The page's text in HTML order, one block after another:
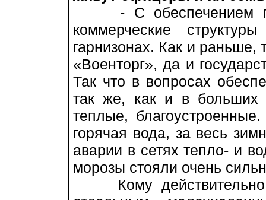
- С обеспечением
коммерческие
гарнизонах. Как и раньше,
«Военторг», да и
Так что в вопросах
так же, как и в больших
теплые,
горячая вода, за весь
аварии в сетях тепло- и
морозы стояли очень
Кому действительно